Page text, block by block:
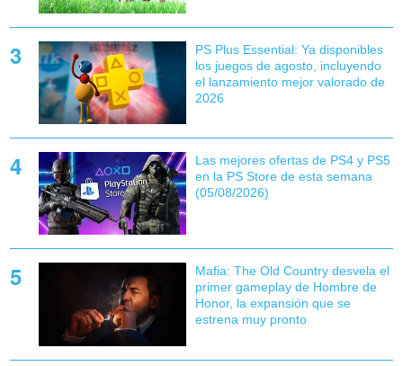
PS Plus Essential: Ya disponibles
los juegos de agosto, incluyendo
el lanzamiento mejor valorado de
2026
Las mejores ofertas de PS4 y PS5
en la PS Store de esta semana
(05/08/2026)
Mafia: The Old Country desvela el
primer gameplay de Hombre de
Honor, la expansión que se
estrena muy pronto